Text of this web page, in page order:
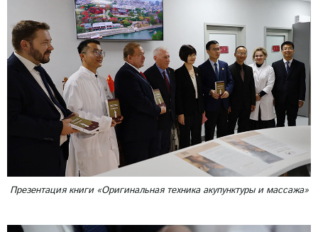
Презентация книги «Оригинальная техника акупунктуры и массажа»